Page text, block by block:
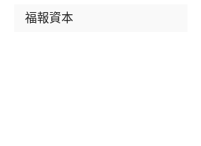
福報資本